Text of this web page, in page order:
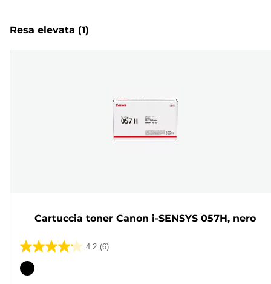
Resa elevata (1)
Cartuccia toner Canon i-SENSYS 057H, nero
4.2 (6)
4.2
su
Cartuccia